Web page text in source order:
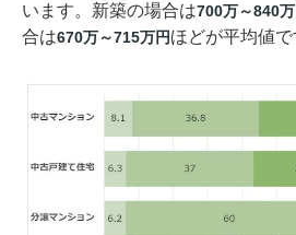
います。 新築の場合は700万～840万
合は670万～715万円ほどが平均値で